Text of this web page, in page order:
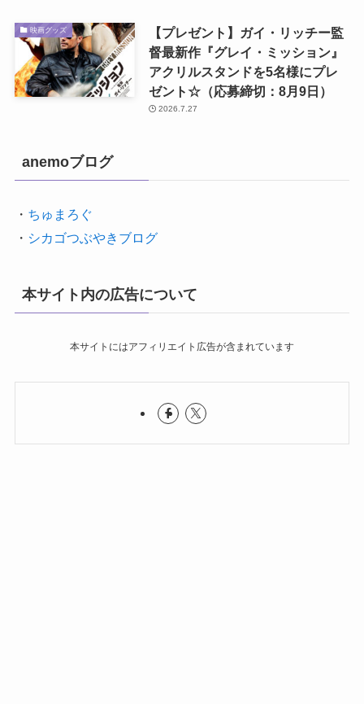
映画グッズ
【プレゼント】ガイ・リッチー監
督最新作『グレイ・ミッション』
アクリルスタンドを5名様にプレ
ゼント☆（応募締切：8月9日）
2026.7.27
anemoブログ
・ ちゅまろぐ
・ シカゴつぶやきブログ
本サイト内の広告について
本サイトにはアフィリエイト広告が含まれています